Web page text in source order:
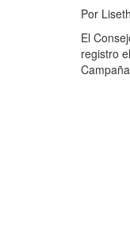
Por
El
registro